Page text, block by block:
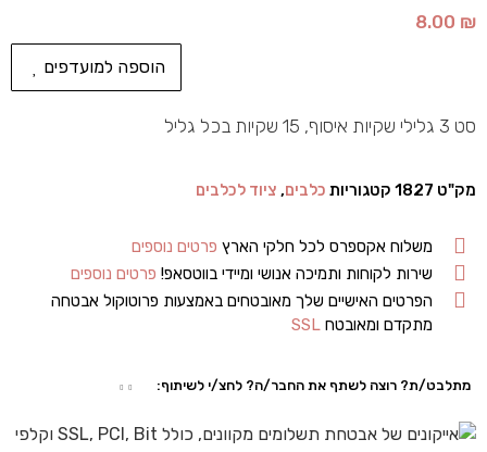
8.00 ₪
הוספה למועדפים
סט 3 גלילי שקיות איסוף, 15 שקיות בכל גליל
מק"ט 1827 קטגוריות כלבים, ציוד לכלבים
משלוח אקספרס לכל חלקי הארץ פרטים נוספים
שירות לקוחות ותמיכה אנושי ומיידי בווטסאפ! פרטים נוספים
הפרטים האישיים שלך מאובטחים באמצעות פרוטוקול אבטחה
מתקדם ומאובטחSSL
מתלבט/ת? רוצה לשתף את החבר/ה? לחצ/י לשיתוף: